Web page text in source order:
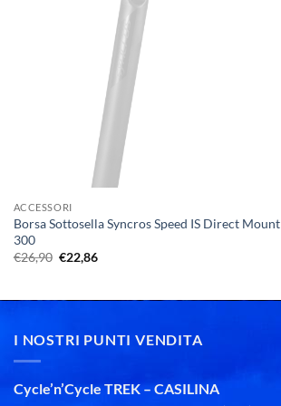
ACCESSORI
Borsa Sottosella Syncros Speed IS Direct Mount
300
€26,90 Il
prezzo
€22,86Il
I NOSTRI PUNTI VENDITA
Cycle’n’Cycle TREK – CASILINA